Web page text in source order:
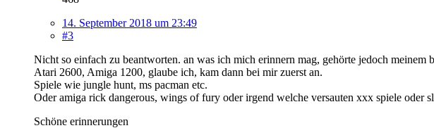
14. September 2018 um 23:49
#3
Nicht so einfach zu beantworten. an was ich mich erinnern mag, gehörte jedoch meinem
Atari 2600, Amiga 1200, glaube ich, kam dann bei mir zuerst an.
Spiele wie jungle hunt, ms pacman etc.
Oder amiga rick dangerous, wings of fury oder irgend welche versauten xxx spiele oder
Schöne erinnerungen